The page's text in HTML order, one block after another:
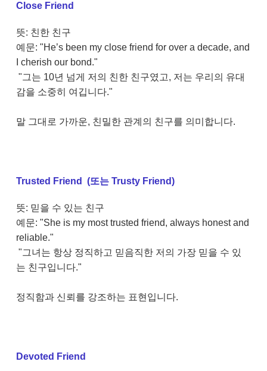
Close Friend
뜻: 친한 친구
예문: "He’s been my close friend for over a decade, and
I cherish our bond."
"그는 10년 넘게 저의 친한 친구였고, 저는 우리의 유대
감을 소중히 여깁니다."
말 그대로 가까운, 친밀한 관계의 친구를 의미합니다.
Trusted Friend (또는 Trusty Friend)
뜻: 믿을 수 있는 친구
예문: "She is my most trusted friend, always honest and
reliable."
"그녀는 항상 정직하고 믿음직한 저의 가장 믿을 수 있
는 친구입니다."
정직함과 신뢰를 강조하는 표현입니다.
Devoted Friend